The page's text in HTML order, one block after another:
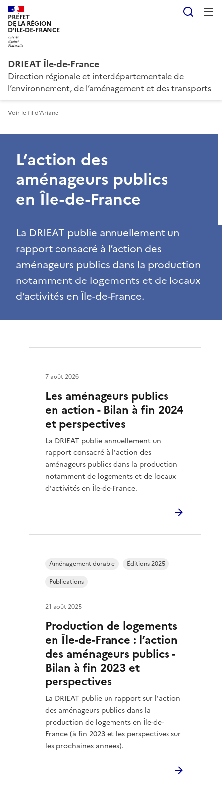
PRÉFET
DE LA RÉGION
D'ÎLE-DE-FRANCE
DRIEAT Île-de-France
Direction régionale et interdépartementale de
l’environnement, de l’aménagement et des transports
Voir le fil d'Ariane
L’action des
aménageurs publics
en Île-de-France
La DRIEAT publie annuellement un
rapport consacré à l’action des
aménageurs publics dans la production
notamment de logements et de locaux
d’activités en Île-de-France.
Les aménageurs publics
en action - Bilan à fin 2024
et perspectives
La DRIEAT publie annuellement un
rapport consacré à l'action des
aménageurs publics dans la production
notamment de logements et de locaux
d'activités en Île-de-France.
7 août 2026
Production de logements
en Île-de-France : l’action
des aménageurs publics -
Bilan à fin 2023 et
perspectives
La DRIEAT publie un rapport sur l'action
des aménageurs publics dans la
production de logements en Île-de-
France (à fin 2023 et les perspectives sur
les prochaines années).
Aménagement durable
Éditions 2025
Publications
21 août 2025